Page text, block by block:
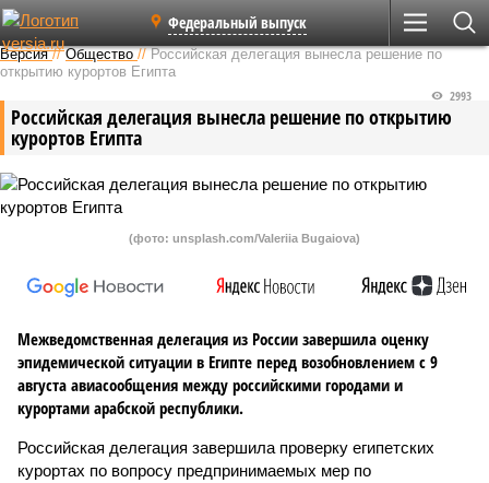
Федеральный выпуск
Версия //Общество //Российская делегация вынесла решение по
открытию курортов Египта
Российская делегация вынесла решение по открытию
курортов Египта
2993
(фото: unsplash.com/Valeriia Bugaiova)
Межведомственная делегация из России завершила оценку
эпидемической ситуации в Египте перед возобновлением с 9
августа авиасообщения между российскими городами и
курортами арабской республики.
Российская делегация завершила проверку египетских
курортах по вопросу предпринимаемых мер по